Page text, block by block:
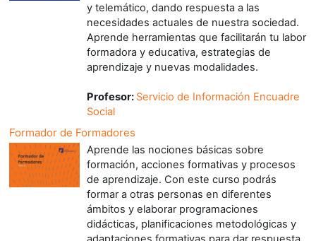
y telemático, dando respuesta a las
necesidades actuales de nuestra sociedad.
Aprende herramientas que facilitarán tu labor
formadora y educativa, estrategias de
aprendizaje y nuevas modalidades.
Profesor: Servicio de Información Encuadre
Social
Formador de Formadores
Aprende las nociones básicas sobre
formación, acciones formativas y procesos
de aprendizaje. Con este curso podrás
formar a otras personas en diferentes
ámbitos y elaborar programaciones
didácticas, planificaciones metodológicas y